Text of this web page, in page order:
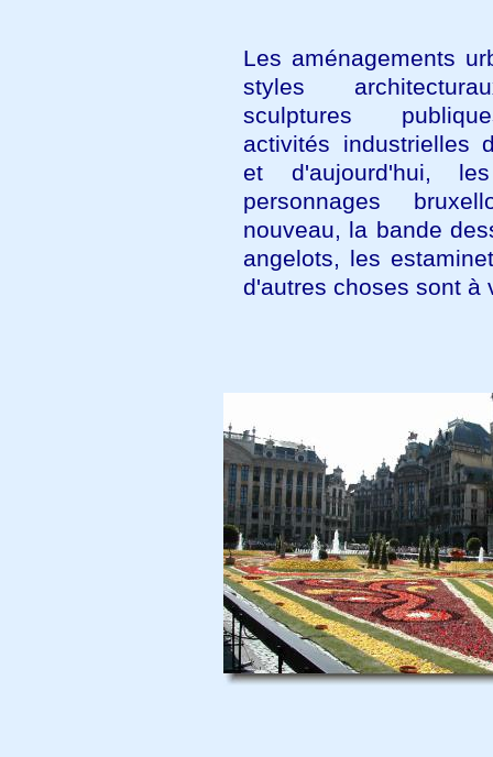
Les aménagements
styles
sculptures
activités industrielles
et d'aujourd'hui,
personnages
nouveau, la bande
angelots, les
d'autres choses sont à